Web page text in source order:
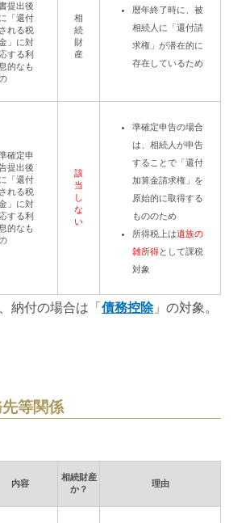
提出後
に「還付
される税
」に対
応する利
息的なも
相
続
財
産
暦年終了時に、被
相続人に「還付請
求権」が潜在的に
存在しているため
確定申
提出後
に「還付
される税
」に対
応する利
息的なも
該
当
し
な
い
準確定申告の場合
は、相続人が申告
することで「還付
加算金請求権」を
原始的に取得する
もののため
所得税上は遺族の
雑所得として課税
対象
納付の場合は「 債務控除」の対象。
等関係
内容
相続財産
か？
理由